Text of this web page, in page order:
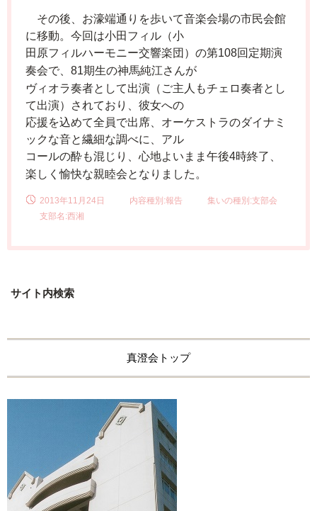
その後、お濠端通りを歩いて音楽会場の市民会館
に移動。今回は小田フィル（小
田原フィルハーモニー交響楽団）の第108回定期演
奏会で、
81期生の神馬純江さんが
ヴィオラ奏者として出演（ご主人もチェロ奏者とし
て出演）されており、彼女への
応援を込めて全員で出席、オーケストラのダイナミ
ックな音と繊細な調べに、アル
コールの酔も混じり、心地よいまま午後4時終了、
楽しく愉快な親睦会となりました。
2013年11月24日 内容種別:報告
集いの種別:支部会
支部名:西湘
サイト内検索
真澄会トップ